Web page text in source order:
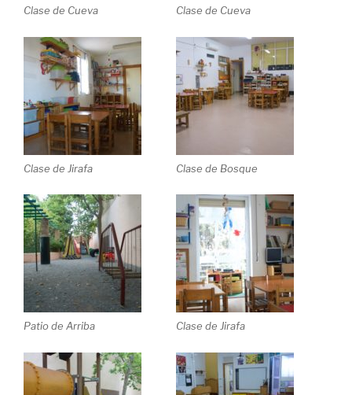
Clase de Cueva Clase de Cueva
Clase de Jirafa Clase de Bosque
Patio de Arriba Clase de Jirafa